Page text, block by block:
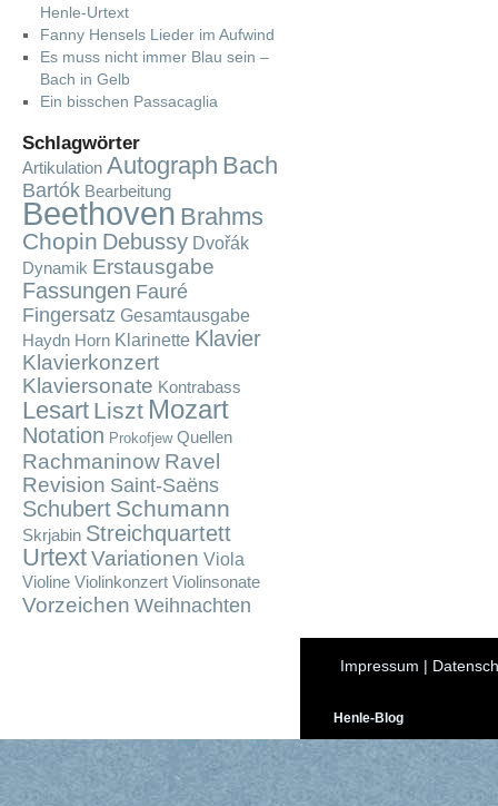
Henle-Urtext
Fanny Hensels Lieder im Aufwind
Es muss nicht immer Blau sein –
Bach in Gelb
Ein bisschen Passacaglia
Schlagwörter
Artikulation Autograph Bach
Bartók Bearbeitung
Beethoven Brahms
Chopin Debussy Dvořák
Dynamik Erstausgabe
Fassungen Fauré
Fingersatz Gesamtausgabe
Haydn Horn Klarinette Klavier
Klavierkonzert
Klaviersonate Kontrabass
Lesart Liszt Mozart
Notation Prokofjew Quellen
Rachmaninow Ravel
Revision Saint-Saëns
Schubert Schumann
Skrjabin Streichquartett
UrtextVariationen Viola
Violine Violinkonzert Violinsonate
Vorzeichen Weihnachten
Impressum |
Henle-Blog